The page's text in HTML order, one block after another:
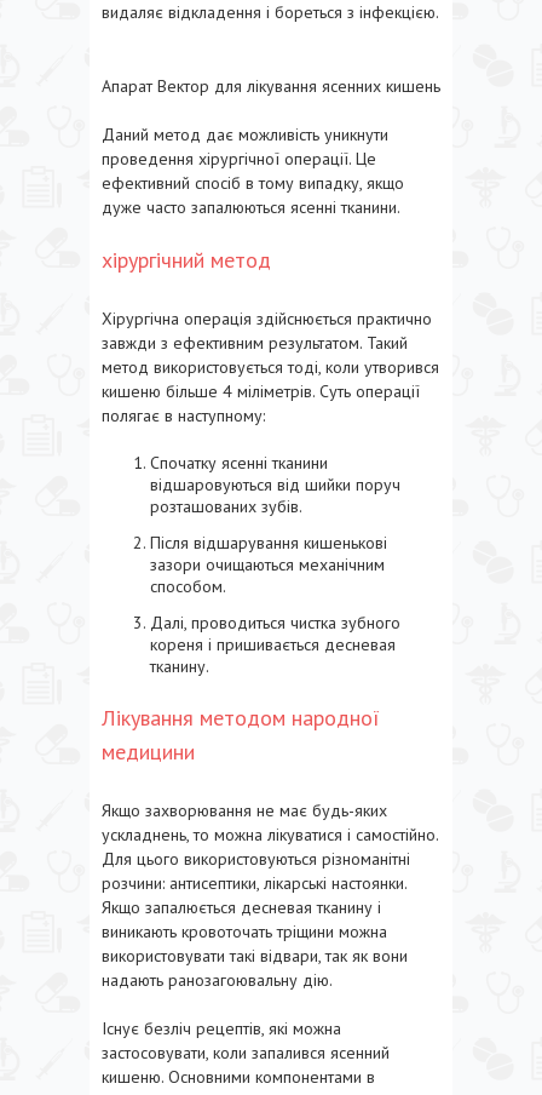
видаляє відкладення і бореться з інфекцією.
Апарат Вектор для лікування ясенних кишень
Даний метод дає можливість уникнути
проведення хірургічної операції. Це
ефективний спосіб в тому випадку, якщо
дуже часто запалюються ясенні тканини.
хірургічний метод
Хірургічна операція здійснюється практично
завжди з ефективним результатом. Такий
метод використовується тоді, коли утворився
кишеню більше 4 міліметрів. Суть операції
полягає в наступному:
Спочатку ясенні тканини
відшаровуються від шийки поруч
розташованих зубів.
Після відшарування кишенькові
зазори очищаються механічним
способом.
Далі, проводиться чистка зубного
кореня і пришивається десневая
тканину.
Лікування методом народної
медицини
Якщо захворювання не має будь-яких
ускладнень, то можна лікуватися і самостійно.
Для цього використовуються різноманітні
розчини: антисептики, лікарські настоянки.
Якщо запалюється десневая тканину і
виникають кровоточать тріщини можна
використовувати такі відвари, так як вони
надають ранозагоювальну дію.
Існує безліч рецептів, які можна
застосовувати, коли запалився ясенний
кишеню. Основними компонентами в